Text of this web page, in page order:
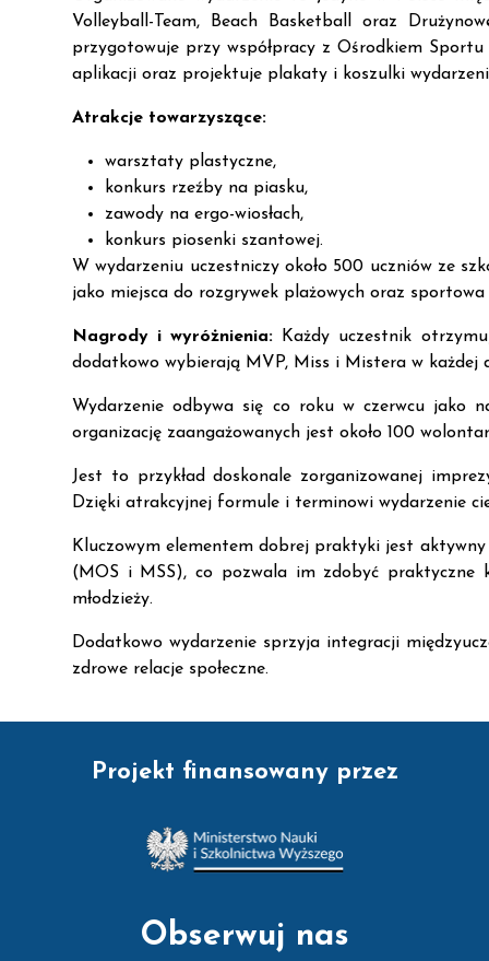
Volleyball-Team, Beach Basketball oraz
przygotowuje przy współpracy z Ośrodkiem
aplikacji oraz projektuje plakaty i koszulki
Atrakcje towarzyszące:
warsztaty plastyczne,
konkurs rzeźby na piasku,
zawody na ergo-wiosłach,
konkurs piosenki szantowej.
W wydarzeniu uczestniczy około 500 uczniów ze
jako miejsca do rozgrywek plażowych oraz sportowa
Nagrody i wyróżnienia:
Każdy uczestnik
dodatkowo wybierają MVP, Miss i Mistera w każdej
Wydarzenie odbywa się co roku w czerwcu jako
organizację zaangażowanych jest około 100
Jest to przykład doskonale zorganizowanej
Dzięki atrakcyjnej formule i terminowi wydarzenie
Kluczowym elementem dobrej praktyki jest aktywny
(MOS i MSS), co pozwala im zdobyć praktyczne
młodzieży.
Dodatkowo wydarzenie sprzyja integracji
zdrowe relacje społeczne.
Projekt finansowany przez
Obserwuj nas